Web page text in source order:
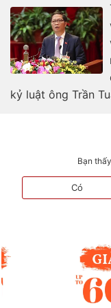
kỷ luật ông Trần
Bạn
Có